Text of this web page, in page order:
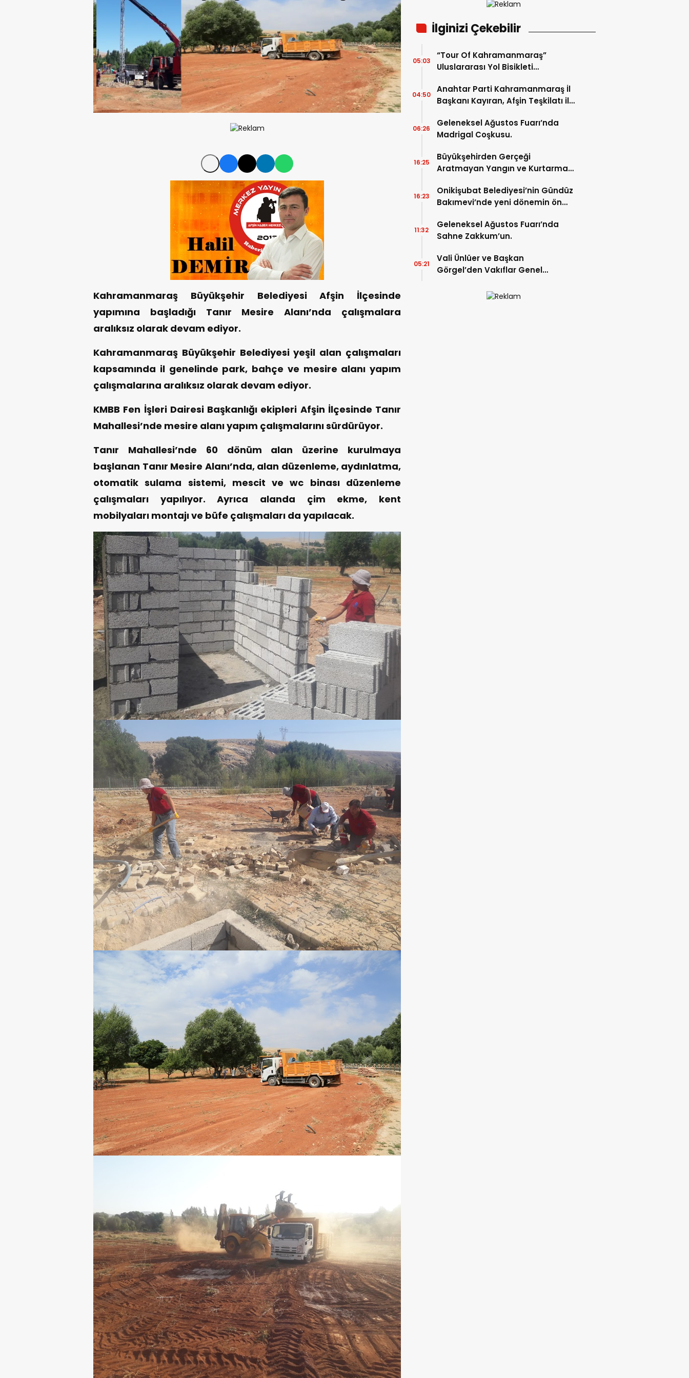
Kahramanmaraş Büyükşehir Belediyesi Afşin İlçesinde
yapımına başladığı Tanır Mesire Alanı’nda çalışmalara
aralıksız olarak devam ediyor.
Kahramanmaraş Büyükşehir Belediyesi yeşil alan çalışmaları
kapsamında il genelinde park, bahçe ve mesire alanı yapım
çalışmalarına aralıksız olarak devam ediyor.
KMBB Fen İşleri Dairesi Başkanlığı ekipleri Afşin İlçesinde Tanır
Mahallesi’nde mesire alanı yapım çalışmalarını sürdürüyor.
Tanır Mahallesi’nde 60 dönüm alan üzerine kurulmaya
başlanan Tanır Mesire Alanı’nda, alan düzenleme, aydınlatma,
otomatik sulama sistemi, mescit ve wc binası düzenleme
çalışmaları yapılıyor. Ayrıca alanda çim ekme, kent
mobilyaları montajı ve büfe çalışmaları da yapılacak.
İlginizi Çekebilir
“Tour Of Kahramanmaraş”
Uluslararası Yol Bisikleti
05:03
Anahtar Parti Kahramanmaraş İl
Başkanı Kayıran, Afşin Teşkilatı ile
04:50
Geleneksel Ağustos Fuarı’nda
Madrigal Coşkusu.
06:26
Büyükşehirden Gerçeği
Aratmayan Yangın ve Kurtarma
16:25
Onikişubat Belediyesi’nin Gündüz
Bakımevi’nde yeni dönemin ön
16:23
Geleneksel Ağustos Fuarı’nda
Sahne Zakkum’un.
11:32
Vali Ünlüer ve Başkan
Görgel’den Vakıflar Genel
05:21